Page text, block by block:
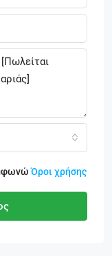
Όροι χρήσης